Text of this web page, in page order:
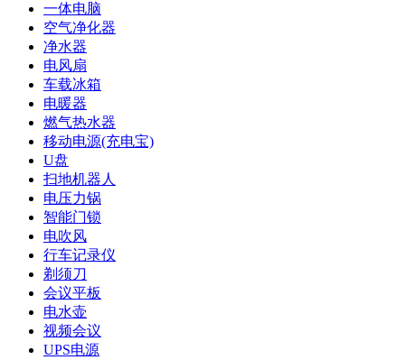
一体电脑
空气净化器
净水器
电风扇
车载冰箱
电暖器
燃气热水器
移动电源(充电宝)
U盘
扫地机器人
电压力锅
智能门锁
电吹风
行车记录仪
剃须刀
会议平板
电水壶
视频会议
UPS电源